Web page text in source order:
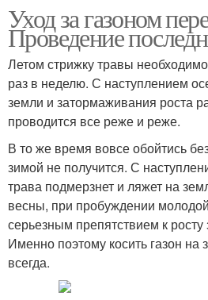
Уход за газоном
Проведение
Летом стрижку травы
раз в неделю. С наступлением
земли и затормаживания роста
проводится все реже и реже.
В то же время вовсе обойтись
зимой не получится. С
трава подмерзнет и ляжет на
весны, при пробуждении
серьезным препятствием к росту
Именно поэтому косить газон на
всегда.